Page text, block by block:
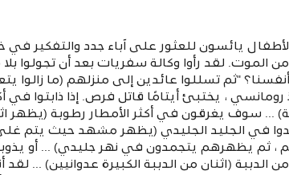
يائسون للعثور على آباء جدد والتفكير في
الموت. لقد رأوا وكالة سفريات بعد أن تجولوا
"ثم تسللوا عائدين إلى منزلهم (ما زالوا
، يختبئ أيتامًا قاتل فرص. إذا ذابتوا في
... سوف يغرقون في أكثر الأمطار رطوبة (يظهر
في الجليد الجليدي (يظهر مشهد حيث يتم
، ثم يظهرهم يتجمدون في نهر جليدي) ... أو
(اثنان من الدببة الكبيرة عدوانيين) ... لقد